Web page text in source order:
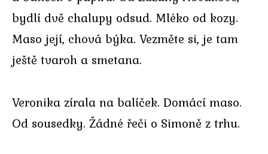
bydlí dvě chalupy odsud. Mléko od kozy.
Maso její, chová býka. Vezměte si, je tam
ještě tvaroh a smetana.
Veronika zírala na balíček. Domácí maso.
Od sousedky. Žádné řeči o Simoně z trhu.